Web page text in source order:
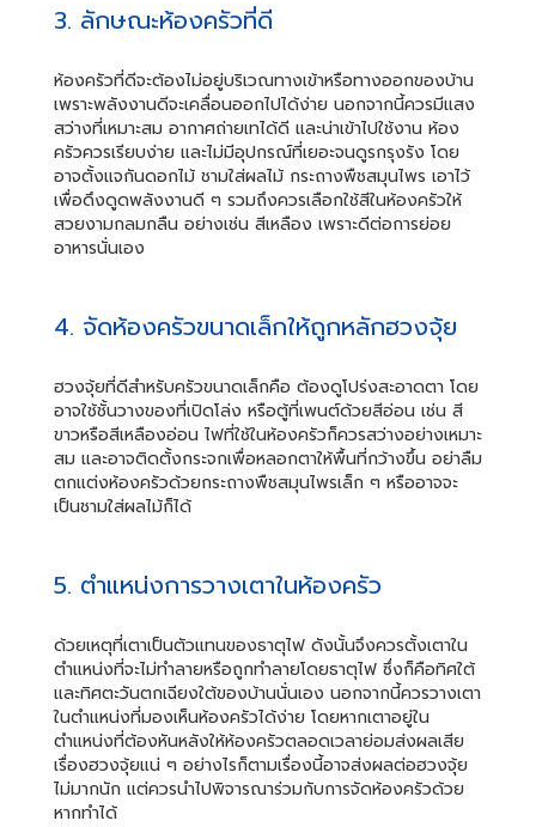
3. ลักษณะห้องครัวที่ดี
ห้องครัวที่ดีจะต้องไม่อยู่บริเวณทางเข้าหรือทางออกของบ้าน
เพราะพลังงานดีจะเคลื่อนออกไปได้ง่าย นอกจากนี้ควรมีแสง
สว่างที่เหมาะสม อากาศถ่ายเทได้ดี และน่าเข้าไปใช้งาน ห้อง
ครัวควรเรียบง่าย และไม่มีอุปกรณ์ที่เยอะจนดูรกรุงรัง โดย
อาจตั้งแจกันดอกไม้ ชามใส่ผลไม้ กระถางพืชสมุนไพร เอาไว้
เพื่อดึงดูดพลังงานดี ๆ รวมถึงควรเลือกใช้สีในห้องครัวให้
สวยงามกลมกลืน อย่างเช่น สีเหลือง เพราะดีต่อการย่อย
อาหารนั่นเอง
4. จัดห้องครัวขนาดเล็กให้ถูกหลักฮวงจุ้ย
ฮวงจุ้ยที่ดีสำหรับครัวขนาดเล็กคือ ต้องดูโปร่งสะอาดตา โดย
อาจใช้ชั้นวางของที่เปิดโล่ง หรือตู้ที่เพนต์ด้วยสีอ่อน เช่น สี
ขาวหรือสีเหลืองอ่อน ไฟที่ใช้ในห้องครัวก็ควรสว่างอย่างเหมาะ
สม และอาจติดตั้งกระจกเพื่อหลอกตาให้พื้นที่กว้างขึ้น อย่าลืม
ตกแต่งห้องครัวด้วยกระถางพืชสมุนไพรเล็ก ๆ หรืออาจจะ
เป็นชามใส่ผลไม้ก็ได้
5. ตำแหน่งการวางเตาในห้องครัว
ด้วยเหตุที่เตาเป็นตัวแทนของธาตุไฟ ดังนั้นจึงควรตั้งเตาใน
ตำแหน่งที่จะไม่ทำลายหรือถูกทำลายโดยธาตุไฟ ซึ่งก็คือทิศใต้
และทิศตะวันตกเฉียงใต้ของบ้านนั่นเอง นอกจากนี้ควรวางเตา
ในตำแหน่งที่มองเห็นห้องครัวได้ง่าย โดยหากเตาอยู่ใน
ตำแหน่งที่ต้องหันหลังให้ห้องครัวตลอดเวลาย่อมส่งผลเสีย
เรื่องฮวงจุ้ยแน่ ๆ อย่างไรก็ตามเรื่องนี้อาจส่งผลต่อฮวงจุ้ย
ไม่มากนัก แต่ควรนำไปพิจารณาร่วมกับการจัดห้องครัวด้วย
หากทำได้